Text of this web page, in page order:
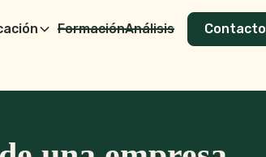
FormaciónAnálisis Contacto